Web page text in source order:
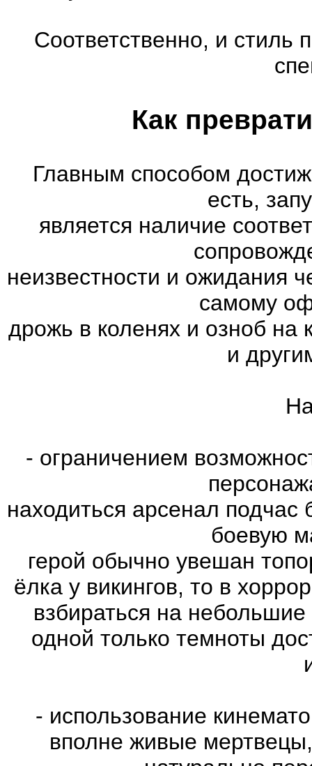
Соответственно, и стиль
Как
Главным способом
есть,
является наличие
неизвестности и ожидания
самому
дрожь в коленях и озноб на
и
- ограничением
находиться арсенал
боевую
герой обычно увешан
ёлка у викингов, то в
взбираться на
одной только темноты
- использование
вполне живые